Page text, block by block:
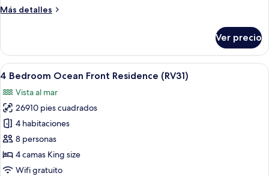
Residence
Más detalles
Más
Bedroom
Ocean
Front
(RV5)
Ver precio
Abrir
todas
las
fotos
de
4
Bedroom
Ocean
Un resort con varias edificaciones,
16
4 Bedroom Ocean Front Residence (RV31)
Vista al mar
26910 pies cuadrados
4 habitaciones
8 personas
4 camas King size
Wifi gratuito